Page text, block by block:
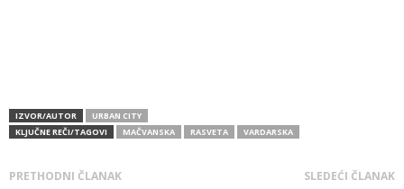
IZVOR/AUTOR
URBAN CITY
KLJUČNE REČI/TAGOVI
MAČVANSKA RASVETA VARDARSKA
PRETHODNI ČLANAK SLEDEĆI ČLANAK